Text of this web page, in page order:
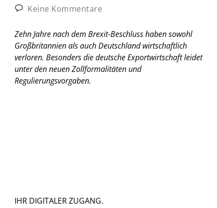
Keine Kommentare
Zehn Jahre nach dem Brexit-Beschluss haben sowohl
Großbritannien als auch Deutschland wirtschaftlich
verloren. Besonders die deutsche Exportwirtschaft leidet
unter den neuen Zollformalitäten und
Regulierungsvorgaben.
IHR DIGITALER ZUGANG.